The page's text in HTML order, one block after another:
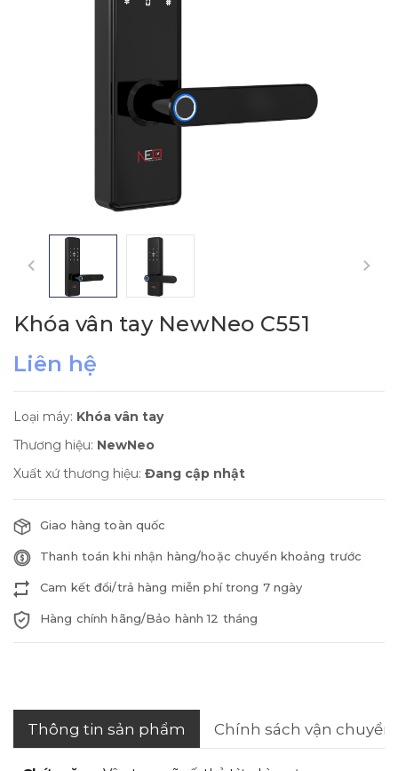
Khóa vân tay NewNeo C551
Liên hệ
Loại máy: Khóa vân tay
Thương hiệu: NewNeo
Xuất xứ thương hiệu: Đang cập nhật
Giao hàng toàn quốc
Thanh toán khi nhận hàng/hoặc chuyển khoảng trước
Cam kết đổi/trả hàng miễn phí trong 7 ngày
Hàng chính hãng/Bảo hành 12 tháng
Thông tin sản phẩm Chính sách vận chuyển